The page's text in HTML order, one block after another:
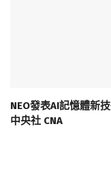
NEO發表AI記憶體新
中央社 CNA